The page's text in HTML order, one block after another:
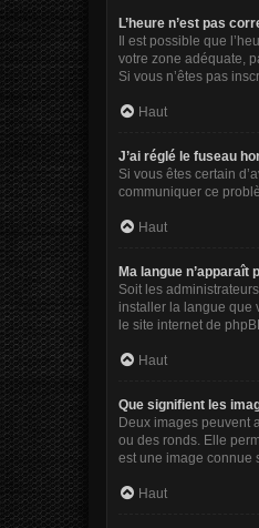
L’heure n’est pas
Il est possible que
votre zone adéquate,
Si vous n’êtes pas
Haut
J’ai réglé le fuseau
Si vous êtes certain
communiquer ce
Haut
Ma langue n’apparaît
Soit les
installer la langue que
le site internet de
Haut
Que signifient les
Deux images peuvent
ou des ronds. Elle
est une image connue
Haut